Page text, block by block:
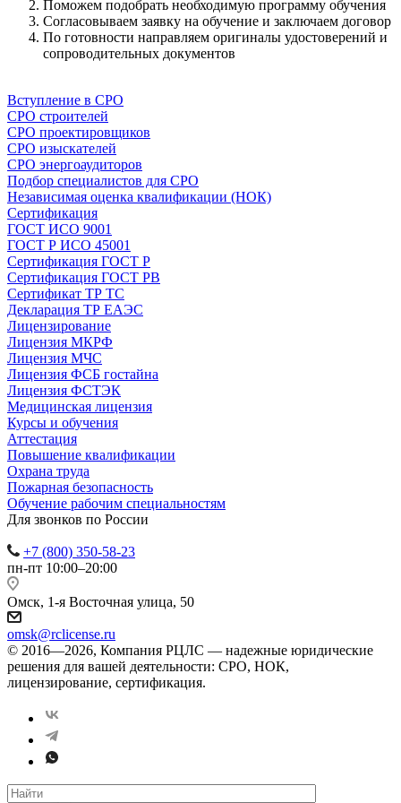
Поможем подобрать необходимую программу обучения
Согласовываем заявку на обучение и заключаем договор
По готовности направляем оригиналы удостоверений и
сопроводительных документов
Вступление в СРО
СРО строителей
СРО проектировщиков
СРО изыскателей
СРО энергоаудиторов
Подбор специалистов для СРО
Независимая оценка квалификации (НОК)
Сертификация
ГОСТ ИСО 9001
ГОСТ Р ИСО 45001
Сертификация ГОСТ Р
Сертификация ГОСТ РВ
Сертификат ТР ТС
Декларация ТР ЕАЭС
Лицензирование
Лицензия МКРФ
Лицензия МЧС
Лицензия ФСБ гостайна
Лицензия ФСТЭК
Медицинская лицензия
Курсы и обучения
Аттестация
Повышение квалификации
Охрана труда
Пожарная безопасность
Обучение рабочим специальностям
Для звонков по России
+7 (800) 350-58-23
пн-пт 10:00–20:00
Омск, 1-я Восточная улица, 50
omsk@rclicense.ru
© 2016—2026, Компания РЦЛС — надежные юридические
решения для вашей деятельности: СРО, НОК,
лицензирование, сертификация.